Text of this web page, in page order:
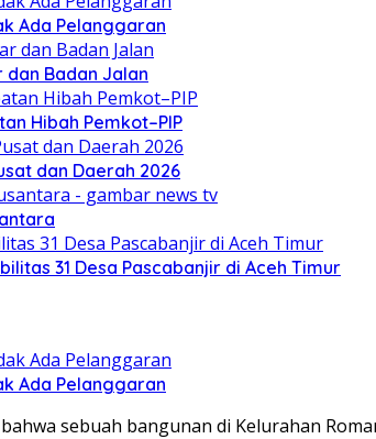
Ada Pelanggaran
dan Badan Jalan
Hibah Pemkot–PIP
dan Daerah 2026
31 Desa Pascabanjir di Aceh Timur
Ada Pelanggaran
sebuah bangunan di Kelurahan